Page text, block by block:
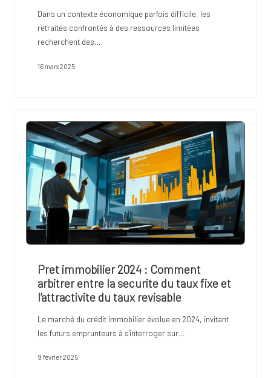
Dans un contexte économique parfois difficile, les
retraités confrontés à des ressources limitées
recherchent des…
16 mars 2025
Pret immobilier 2024 : Comment
arbitrer entre la securite du taux fixe et
l’attractivite du taux revisable
Le marché du crédit immobilier évolue en 2024, invitant
les futurs emprunteurs à s'interroger sur…
9 février 2025